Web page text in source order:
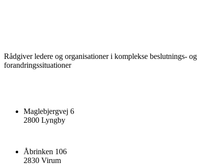
Rådgiver ledere og organisationer i komplekse beslutnings- og
forandringssituationer
Maglebjergvej 6
2800 Lyngby
Åbrinken 106
2830 Virum